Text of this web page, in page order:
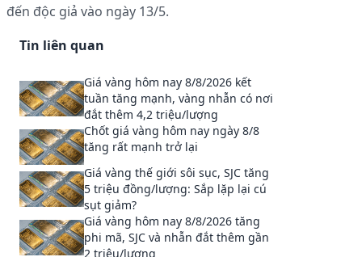
đến độc giả vào ngày 13/5.
Tin liên quan
Giá vàng hôm nay 8/8/2026 kết
tuần tăng mạnh, vàng nhẫn có nơi
đắt thêm 4,2 triệu/lượng
Chốt giá vàng hôm nay ngày 8/8
tăng rất mạnh trở lại
Giá vàng thế giới sôi sục, SJC tăng
5 triệu đồng/lượng: Sắp lặp lại cú
sụt giảm?
Giá vàng hôm nay 8/8/2026 tăng
phi mã, SJC và nhẫn đắt thêm gần
2 triệu/lượng